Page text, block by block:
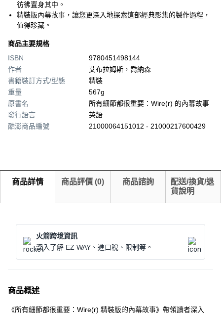
彷彿置身其中。
精裝版內幕故事，讓您更深入地探索這部經典影集的製作過程，
值得珍藏。
商品主要規格
ISBN
9780451498144
作者
艾布拉姆斯，喬納森
書籍裝訂方式/型態
精裝
重量
567g
原書名
所有細節都很重要：Wire(r) 的內幕故事
發行語言
英語
酷澎商品編號
21000064151012 - 21000217600429
商品詳情 商品評價 (0) 商品諮詢
配送/換貨/退
貨說明
火箭跨境資訊
深入了解 EZ WAY、進口稅、限制等。
商品概述
《所有細節都很重要：Wire(r) 精裝版的內幕故事》帶領讀者深入